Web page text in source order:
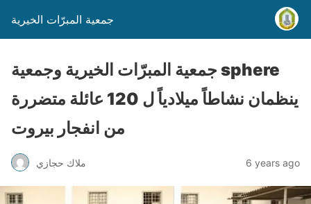
جمعية المبرّات الخيرية
جمعية المبرّات الخيرية وجمعية sphere
ينظمان نشاطاً ميلادياً ل 120 عائلة متضررة
من انفجار بيروت
ملاك حجازي 6 years ago